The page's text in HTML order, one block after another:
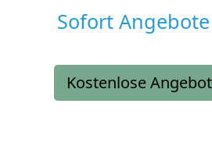
Sofort
Kostenlose